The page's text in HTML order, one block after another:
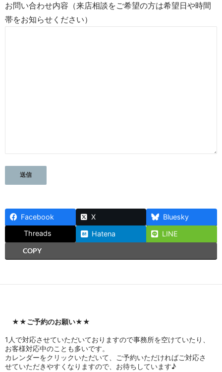
お問い合わせ内容（来店相談をご希望の方は希望日や時間
帯をお知らせください）
Facebook X
Bluesky
Threads
Hatena
LINE
COPY
★★ご予約のお願い★★
1人で対応させていただいておりますので事務所を空けていたり、
お客様対応中のことも多いです。
カレンダーをクリックいただいて、ご予約いただければご対応さ
せていただきやすくなりますので、お待ちしています♪